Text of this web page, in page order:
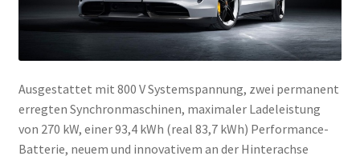
Ausgestattet mit 800 V Systemspannung, zwei permanent
erregten Synchronmaschinen, maximaler Ladeleistung
von 270 kW, einer 93,4 kWh (real 83,7 kWh) Performance-
Batterie, neuem und innovativem an der Hinterachse